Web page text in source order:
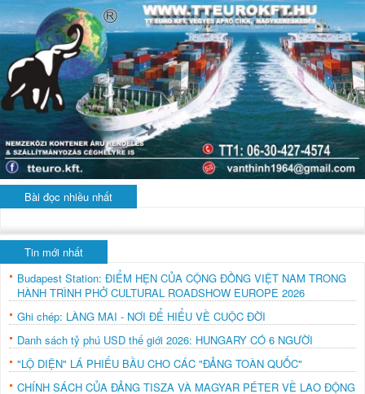
Bài đọc nhiều nhất
Tin mới nhất
Budapest Station: ĐIỂM HẸN CỦA CỘNG ĐỒNG VIỆT NAM TRONG
HÀNH TRÌNH PHỞ CULTURAL ROADSHOW EUROPE 2026
Ghi chép: LÀNG MAI - NƠI ĐỂ HIỂU VỀ CUỘC ĐỜI
Danh sách tỷ phú USD thế giới 2026: HUNGARY CÓ 6 NGƯỜI
"LỘ DIỆN" LÁ PHIẾU BẦU CHO CÁC "ĐẢNG TOÀN QUỐC"
CHÍNH SÁCH CỦA ĐẢNG TISZA VÀ MAGYAR PÉTER VỀ LAO ĐỘNG